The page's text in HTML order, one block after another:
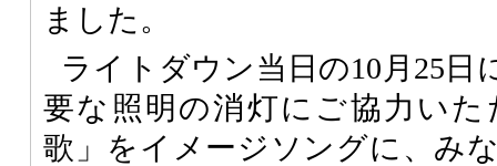
ました。
ライトダウン当日の10月25日
要な照明の消灯にご協力い
歌」をイメージソングに、み